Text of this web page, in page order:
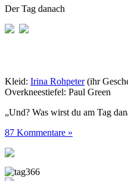
Der Tag danach
Kleid: Irina Rohpeter(ihr
Overkneestiefel: Paul Green
„Und? Was wirst du am Tag
87 Kommentare »